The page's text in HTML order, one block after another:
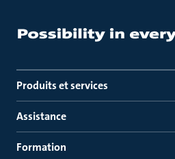
Produits et services
Assistance
Formation